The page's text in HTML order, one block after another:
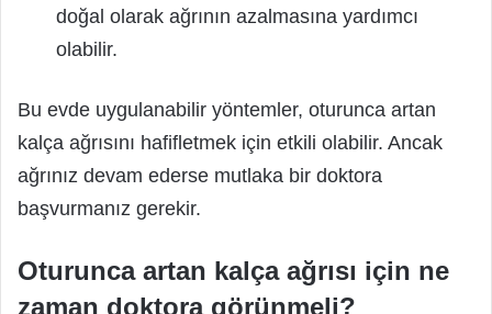
doğal olarak ağrının azalmasına yardımcı
olabilir.
Bu evde uygulanabilir yöntemler, oturunca artan
kalça ağrısını hafifletmek için etkili olabilir. Ancak
ağrınız devam ederse mutlaka bir doktora
başvurmanız gerekir.
Oturunca artan kalça ağrısı için ne
zaman doktora görünmeli?